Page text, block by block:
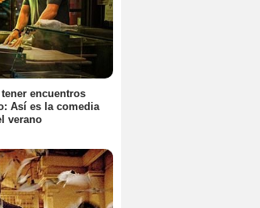
encuentros
Así es la comedia
verano